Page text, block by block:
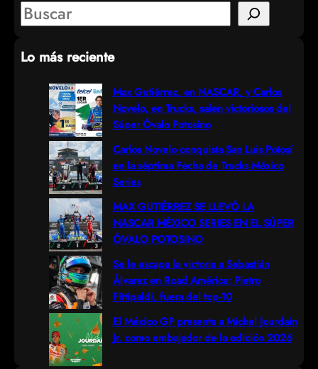
S
a
Lo más reciente
Max Gutiérrez, en NASCAR, y Carlos
Novelo, en Trucks, salen victoriosos del
Súper Óvalo Potosino
Carlos Novelo conquista San Luis Potosí
en la séptima Fecha de Trucks México
Series
MAX GUTIÉRREZ SE LLEVÓ LA
NASCAR MÉXICO SERIES EN EL SÚPER
ÓVALO POTOSINO
Se le escapa la victoria a Sebastián
Álvarez en Road América; Pietro
Fittipaldi, fuera del top-10
El México GP presenta a Michel Jourdain
Jr. como embajador de la edición 2026